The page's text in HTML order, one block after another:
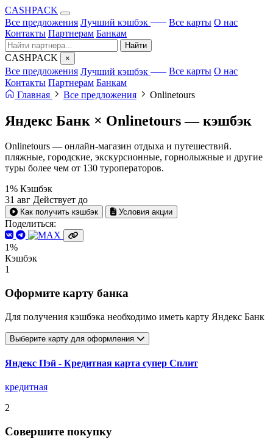
CASHPACK
Все предложения Лучший кэшбэк Все карты О нас
Контакты Партнерам Банкам
Найти
CASHPACK ×
Все предложения Лучший кэшбэк Все карты О нас
Контакты Партнерам Банкам
Главная
Все предложения Onlinetours
Яндекс Банк × Onlinetours —кэшбэк
Onlinetours — онлайн-магазин отдыха и путешествий.
пляжные, городские, экскурсионные, горнолыжные и другие
туры более чем от 130 туроператоров.
1% Кэшбэк
31 авг Действует до
Как получить кэшбэк Условия акции
Поделиться:
1%
Кэшбэк
1
Оформите карту банка
Для получения кэшбэка необходимо иметь карту Яндекс Банк
Выберите карту для оформления
Яндекс Пэй - Кредитная карта супер Сплит
кредитная
2
Совершите покупку